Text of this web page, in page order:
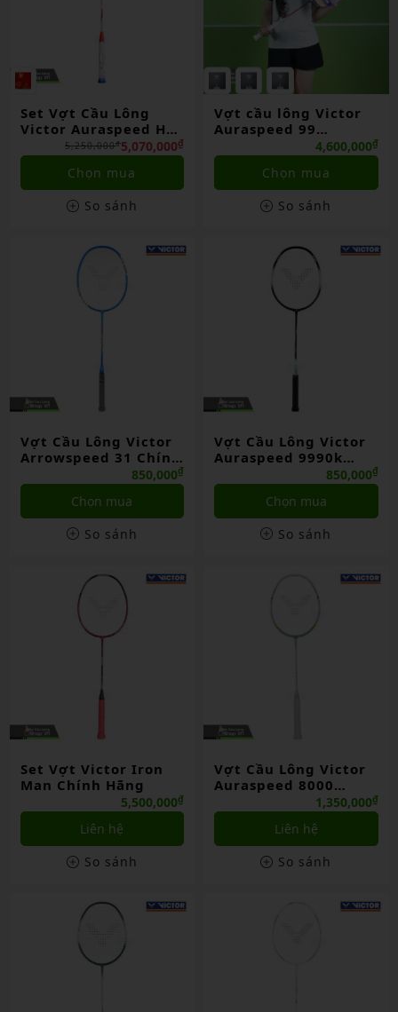
Set Vợt Cầu Lông
Victor Auraspeed HS
Plus CNY GB 20265,070,000₫
5,250,000₫
Chọn mua
So sánh
Vợt cầu lông Victor
Auraspeed 99
BAC/TUC26 chính
hãng
4,600,000₫
Chọn mua
So sánh
Vợt Cầu Lông Victor
Arrowspeed 31 Chính
850,000₫
Chọn mua
So sánh
Vợt Cầu Lông Victor
Auraspeed 9990k
850,000₫
Chọn mua
So sánh
Set Vợt Victor Iron
Man Chính Hãng
5,500,000₫
Liên hệ
So sánh
Vợt Cầu Lông Victor
Auraspeed 8000
1,350,000₫
Liên hệ
So sánh